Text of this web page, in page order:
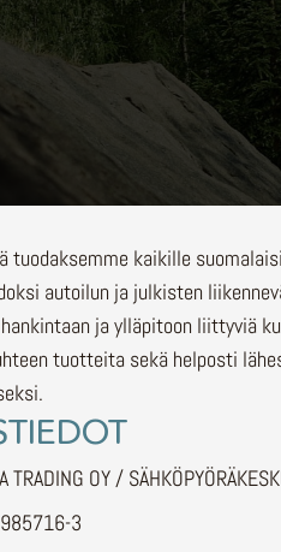
tuodaksemme kaikille
autoilun ja julkisten
ja ylläpitoon liittyviä
tuotteita sekä helposti
TRADING OY /
3